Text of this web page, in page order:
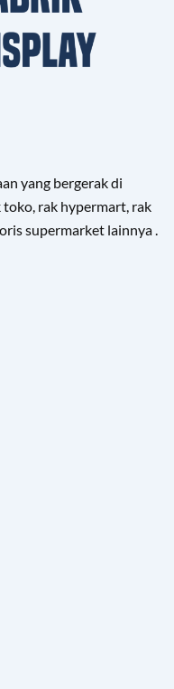
yang bergerak di
rak hypermart, rak
supermarket lainnya .